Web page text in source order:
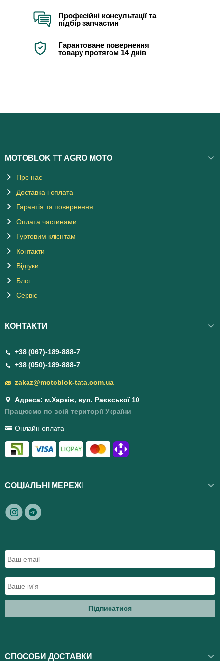
Професійні консультації та
підбір запчастин
Гарантоване повернення
товару протягом 14 днів
MOTOBLOK TT AGRO MOTO
Про нас
Доставка і оплата
Гарантія та повернення
Оплата частинами
Гуртовим клієнтам
Контакти
Відгуки
Блог
Сервіс
КОНТАКТИ
+38 (067)-189-888-7
+38 (050)-189-888-7
zakaz@motoblok-tata.com.ua
Адреса: м.Харків, вул. Раєвської 10
Працюємо по всій території України
Онлайн оплата
СОЦІАЛЬНІ МЕРЕЖІ
Підписатися
СПОСОБИ ДОСТАВКИ